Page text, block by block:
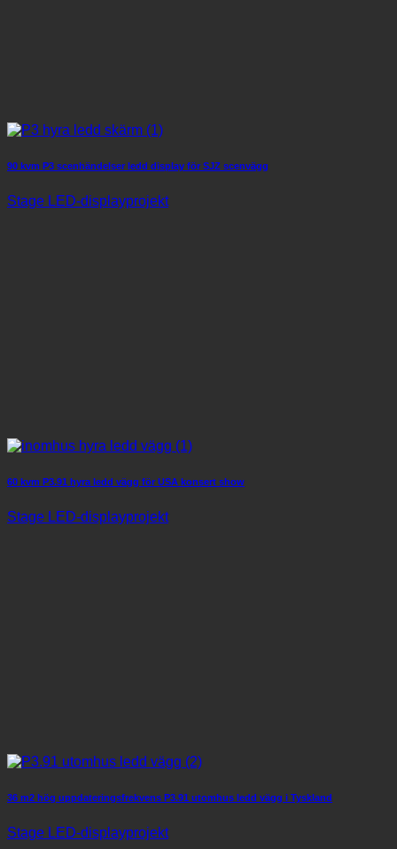
90 kvm P3 scenhändelser ledd display för SJZ scenvägg
Stage LED-displayprojekt
60 kvm P3.91 hyra ledd vägg för USA konsert show
Stage LED-displayprojekt
36 m2 hög uppdateringsfrekvens P3.91 utomhus ledd vägg i Tyskland
Stage LED-displayprojekt